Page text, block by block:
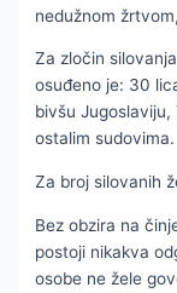
nedužnom
Za zločin
osuđeno je: 30
bivšu
ostalim sudovima.
Za broj silovanih
Bez obzira na
postoji nikakva
osobe ne žele